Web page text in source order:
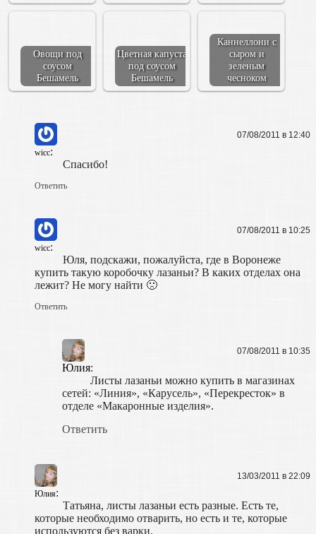
Овощи под
соусом
Бешамель
Цветная капуста
под соусом
Бешамель
Каннеллони с
сыром и
зеленым
чесноком
wicc:
07/08/2011 в 12:40
Спасибо!
Ответить
wicc:
07/08/2011 в 10:25
Юля, подскажи, пожалуйста, где в Воронеже
купить такую коробочку лазаньи? В каких отделах она
лежит? Не могу найти 🙁
Ответить
Юлия:
07/08/2011 в 10:35
Листы лазаньи можно купить в магазинах
сетей: «Линия», «Карусель», «Перекресток» в
отделе «Макаронные изделия».
Ответить
Юлия:
13/03/2011 в 22:09
Татьяна, листы лазаньи есть разные. Есть те,
которые необходимо отварить, но есть и те, которые
используются без варки.